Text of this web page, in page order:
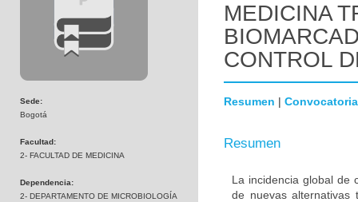
Sede:
Bogotá
Facultad:
2- FACULTAD DE MEDICINA
Dependencia:
2- DEPARTAMENTO DE MICROBIOLOGÍA
MEDICINA
CONTROL
Resumen | Convocatoria
Resumen
La incidencia global de
de nuevas alternativas